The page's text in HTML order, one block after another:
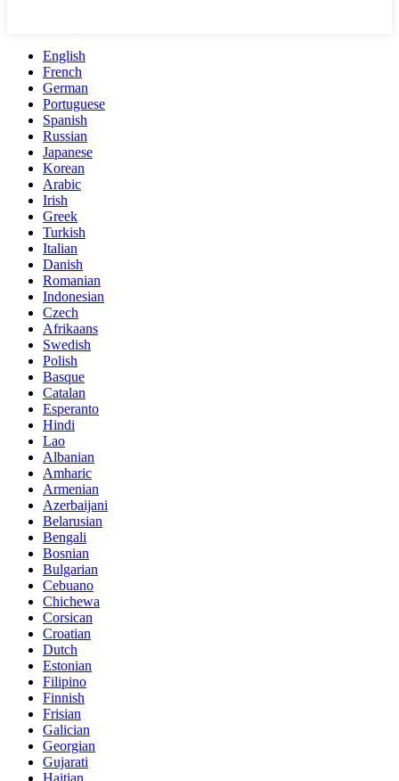
English
French
German
Portuguese
Spanish
Russian
Japanese
Korean
Arabic
Irish
Greek
Turkish
Italian
Danish
Romanian
Indonesian
Czech
Afrikaans
Swedish
Polish
Basque
Catalan
Esperanto
Hindi
Lao
Albanian
Amharic
Armenian
Azerbaijani
Belarusian
Bengali
Bosnian
Bulgarian
Cebuano
Chichewa
Corsican
Croatian
Dutch
Estonian
Filipino
Finnish
Frisian
Galician
Georgian
Gujarati
Haitian